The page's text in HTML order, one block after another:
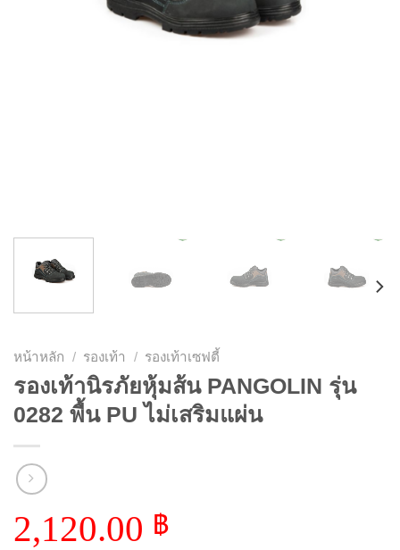
หน้าหลัก / รองเท้า / รองเท้าเซฟตี้
รองเท้านิรภัยหุ้มส้น PANGOLIN รุ่น
0282 พื้น PU ไม่เสริมแผ่น
2,120.00 ฿